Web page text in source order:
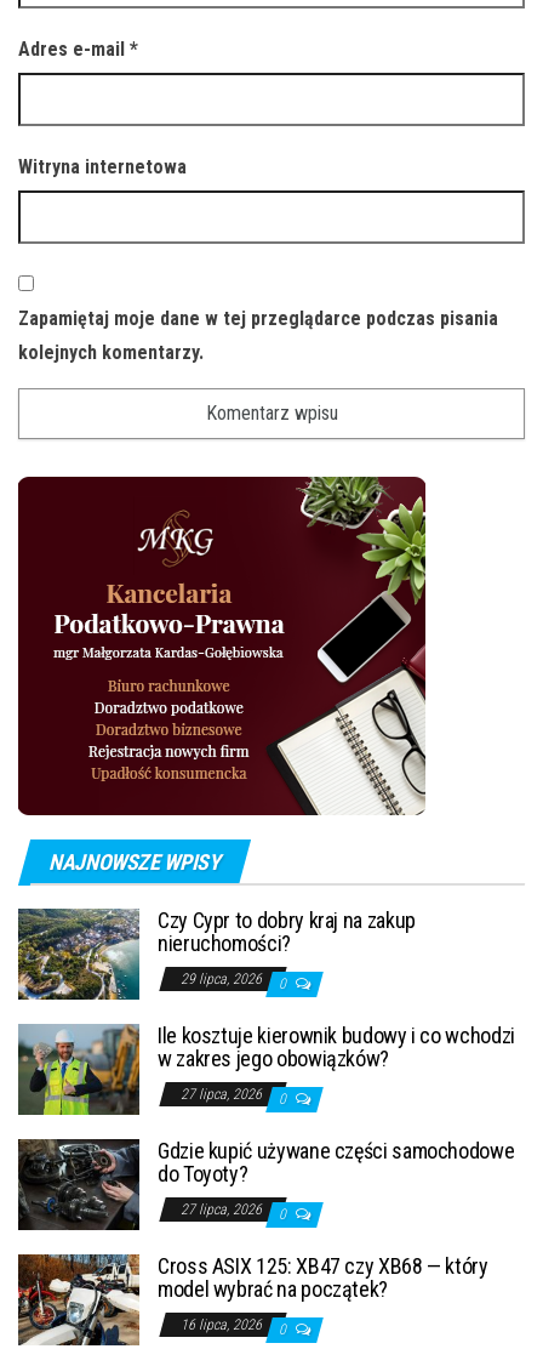
Adres e-mail *
Witryna internetowa
Zapamiętaj moje dane w tej przeglądarce podczas pisania
kolejnych komentarzy.
NAJNOWSZE WPISY
Czy Cypr to dobry kraj na zakup
nieruchomości?
29 lipca, 2026 0
Ile kosztuje kierownik budowy i co wchodzi
w zakres jego obowiązków?
27 lipca, 2026 0
Gdzie kupić używane części samochodowe
do Toyoty?
27 lipca, 2026 0
Cross ASIX 125: XB47 czy XB68 — który
model wybrać na początek?
16 lipca, 2026 0